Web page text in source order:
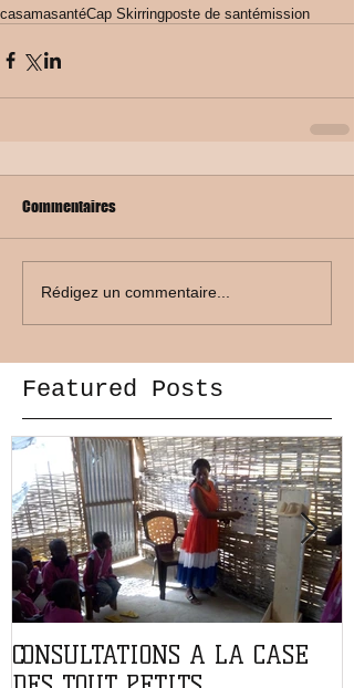
casamasantéCap Skirringposte de santémission
Commentaires
Rédigez un commentaire...
Featured Posts
CONSULTATIONS A LA CASE